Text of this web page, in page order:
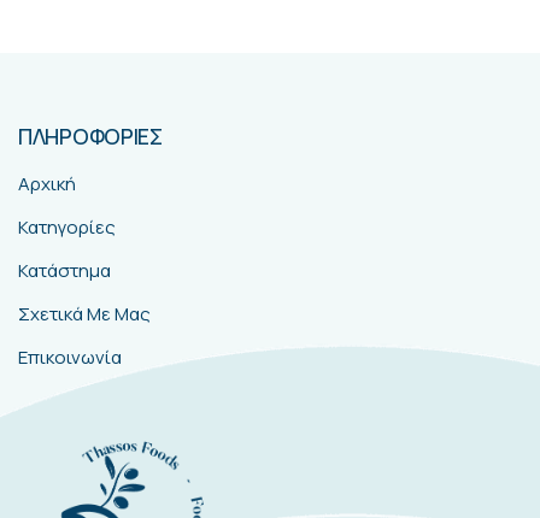
ΠΛΗΡΟΦΟΡΙΕΣ
Αρχική
Κατηγορίες
Κατάστημα
Σχετικά Με Μας
Επικοινωνία